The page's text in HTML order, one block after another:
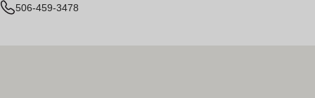
506-459-3478